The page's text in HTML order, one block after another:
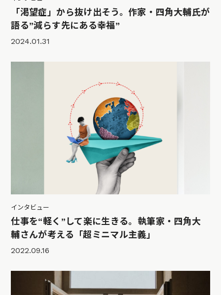
「渇望症」から抜け出そう。作家・四角大輔氏が
語る”減らす先にある幸福”
2024.01.31
インタビュー
仕事を“軽く”して楽に生きる。執筆家・四角大
輔さんが考える「超ミニマル主義」
2022.09.16